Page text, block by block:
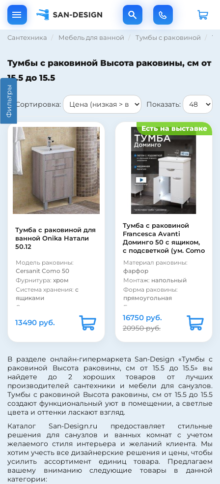
Сантехника Мебель для ванной Тумбы с раковиной
Тумбы с раковиной Высота раковины, см от
15.5 до 15.5
Показать:
Сортировка:
Тумба с раковиной для
ванной Onika Натали
50.12
Модель раковины:
Cersanit Como 50
Фурнитура: хром
Система хранения: с
ящиками
Система хранения:
Покрытие фасада:
шпон
Страна: Россия
Цвет: светлое дерево
Монтаж: напольный
Стиль:
лофт
Материал раковины:
фарфор
Материал корпуса: ДСП
Покрытие корпуса:
ламинат
Форма раковины:
прямоугольная
13490 руб.
Есть на выставке
Тумба с раковиной
Francesca Avanti
Доминго 50 с ящиком,
с подсветкой (ум. Como
50)
Материал раковины:
фарфор
Монтаж: напольный
Форма раковины:
прямоугольная
Бельевая корзина:
Угловая конструкция:
нет
современный
Фурнитура: хром
полками
Система хранения:
с
ящиками
Система хранения: с
дверками
Покрытие фасада:
пленка
Покрытие корпуса:
ламинат
Материал фасада: МДФ
Материал корпуса:
ЛДСП
Цвет:
белый
16750 руб.
20950 руб.
В разделе онлайн-гипермаркета San-Design «Тумбы с
раковиной Высота раковины, см от 15.5 до 15.5» вы
найдете до 2 хороших товаров от лучших
производителей сантехники и мебели для санузлов.
Тумбы с раковиной Высота раковины, см от 15.5 до 15.5
создают функциональный уют в помещении, а светлые
цвета и оттенки ласкают взгляд.
Каталог San-Design.ru предоставляет стильные
решения для санузлов и ванных комнат с учетом
желаемого стиля интерьера и желаний клиента. Мы
хотим учесть все дизайнерские решения и цены, чтобы
усилить ассортимент единиц товара. Предлагаем
вашему вниманию следующие товары в данной
категории:
Фильтры